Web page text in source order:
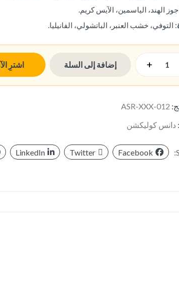
الهند، الياسمين، الآيس كريم.
: التوفي، خشب العنبر، الباتشولي، الفانيليا.
إضافة إلى السلة اشترِ
ASR-XXX-012
دانس كوليكشن
Facebook
Twitter
LinkedIn